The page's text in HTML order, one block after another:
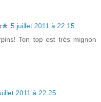
5 juillet 2011 à 22:15
Ton top est très mignon
2011 à 22:25